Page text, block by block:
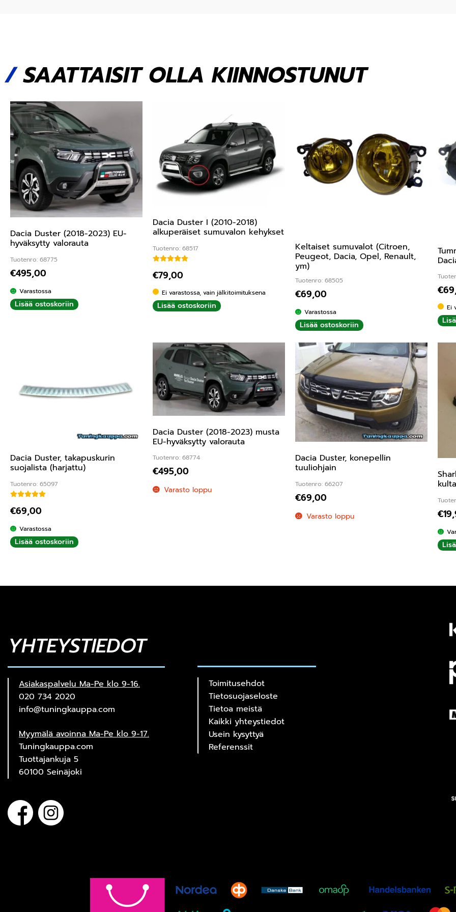
/SAATTAISIT OLLA KIINNOSTUNUT
Dacia Duster (2018-2023) EU-
hyväksytty valorauta
Tuotenro: 68775
€495,00
Varastossa
Lisää ostoskoriin
Dacia Duster I (2010-2018)
alkuperäiset sumuvalon kehykset
Tuotenro: 68517
€79,00
Ei varastossa, vain jälkitoimituksena
Lisää ostoskoriin
Keltaiset sumuvalot (Citroen,
Peugeot, Dacia, Opel, Renault,
ym)
Tuotenro: 68505
€69,00
Varastossa
Lisää ostoskoriin
€
Ei
Dacia Duster, takapuskurin
suojalista (harjattu)
Tuotenro: 65097
€69,00
Varastossa
Lisää ostoskoriin
Dacia Duster (2018-2023) musta
EU-hyväksytty valorauta
Tuotenro: 68774
€495,00
Varasto loppu
Dacia Duster, konepellin
tuuliohjain
Tuotenro: 66207
€69,00
Varasto loppu
kulta
€
YHTEYSTIEDOT
Asiakaspalvelu Ma-Pe klo 9-16.
020 734 2020
info@tuningkauppa.com
Myymälä avoinna Ma-Pe klo 9-17.
Tuningkauppa.com
Tuottajankuja 5
60100 Seinäjoki
Toimitusehdot
Tietosuojaseloste
Tietoa meistä
Kaikki yhteystiedot
Usein kysyttyä
Referenssit